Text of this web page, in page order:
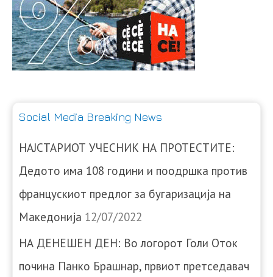
Social Media Breaking News
НАЈСТАРИОТ УЧЕСНИК НА ПРОТЕСТИТЕ:
Дедото има 108 години и поодршка против
францускиот предлог за бугаризација на
Македонија 12/07/2022
НА ДЕНЕШЕН ДЕН: Во логорот Голи Оток
почина Панко Брашнар, првиот претседавач